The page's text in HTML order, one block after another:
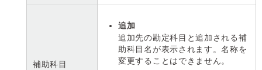
補助科目
追加
追加先の勘定科目と追加される補
助科目名が表示されます。名称を
変更することはできません。